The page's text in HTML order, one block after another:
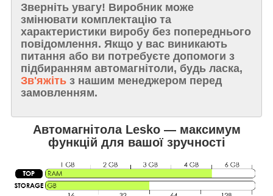
Зверніть увагу! Виробник може
змінювати комплектацію та
характеристики виробу без попереднього
повідомлення. Якщо у вас виникають
питання або ви потребуєте допомоги з
підбиранням автомагнітоли, будь ласка,
Зв'яжіть з нашим менеджером перед
замовленням.
Автомагнітола Lesko — максимум
функцій для вашої зручності